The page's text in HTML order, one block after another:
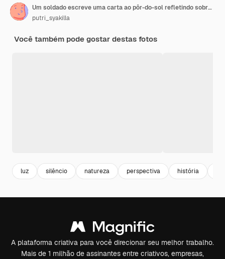
Um soldado escreve uma carta ao pôr-do-sol refletindo sobre suas experiências durante a guerra
putri_syakilla
Você também pode gostar destas fotos
luz silêncio natureza perspectiva história
A plataforma criativa para você direcionar seu melhor trabalho.
Mais de 1 milhão de assinantes entre criativos, empresas,